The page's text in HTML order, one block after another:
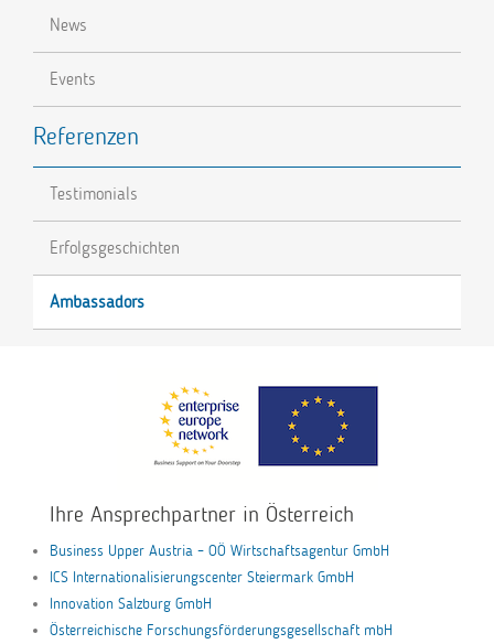
News
Events
Referenzen
Testimonials
Erfolgsgeschichten
Ambassadors
Ihre Ansprechpartner in Österreich
Business Upper Austria – OÖ Wirtschaftsagentur GmbH
ICS Internationalisierungscenter Steiermark GmbH
Innovation Salzburg GmbH
Österreichische Forschungsförderungsgesellschaft mbH